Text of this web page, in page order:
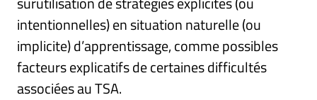
intentionnelles) en situation naturelle (ou
implicite) d’apprentissage, comme possibles
facteurs explicatifs de certaines difficultés
associées au TSA.